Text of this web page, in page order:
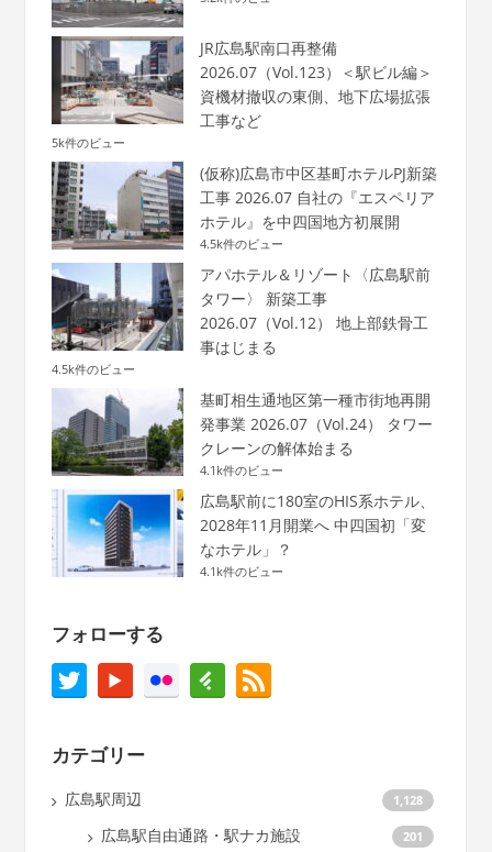
JR広島駅南口再整備
2026.07（Vol.123）＜駅ビル編＞
資機材撤収の東側、地下広場拡張
工事など
5k件のビュー
(仮称)広島市中区基町ホテルPJ新築
工事 2026.07 自社の『エスペリア
ホテル』を中四国地方初展開
4.5k件のビュー
アパホテル＆リゾート〈広島駅前
タワー〉 新築工事
2026.07（Vol.12） 地上部鉄骨工
事はじまる
4.5k件のビュー
基町相生通地区第一種市街地再開
発事業 2026.07（Vol.24） タワー
クレーンの解体始まる
4.1k件のビュー
広島駅前に180室のHIS系ホテル、
2028年11月開業へ 中四国初「変
なホテル」？
4.1k件のビュー
フォローする
カテゴリー
広島駅周辺 1,128
広島駅自由通路・駅ナカ施設 201